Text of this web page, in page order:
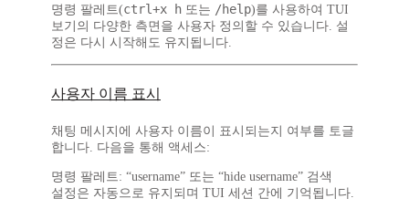
명령 팔레트(ctrl+x h 또는 /help)를 사용하여 TUI
보기의 다양한 측면을 사용자 정의할 수 있습니다. 설
정은 다시 시작해도 유지됩니다.
사용자 이름 표시
채팅 메시지에 사용자 이름이 표시되는지 여부를 토글
합니다. 다음을 통해 액세스:
명령 팔레트: “username” 또는 “hide username” 검색
설정은 자동으로 유지되며 TUI 세션 간에 기억됩니다.